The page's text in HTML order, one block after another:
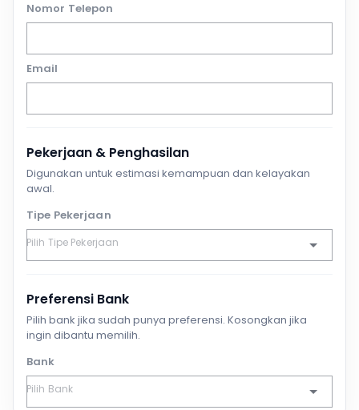
Nomor Telepon
Email
Pekerjaan & Penghasilan
Digunakan untuk estimasi kemampuan dan kelayakan
awal.
Tipe Pekerjaan
Preferensi Bank
Pilih bank jika sudah punya preferensi. Kosongkan jika
ingin dibantu memilih.
Bank